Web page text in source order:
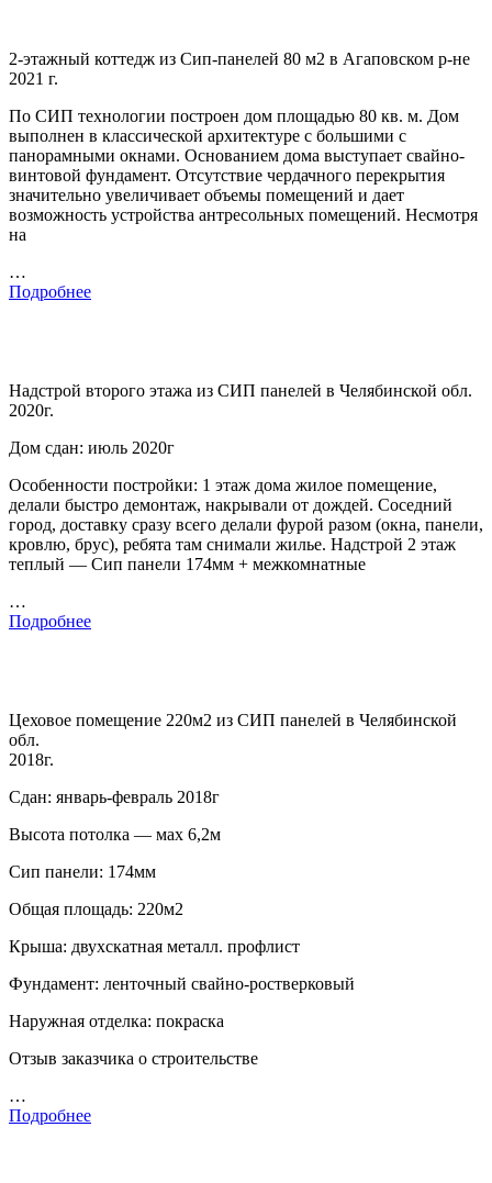
2-этажный коттедж из Сип-панелей 80 м2 в Агаповском р-не
2021 г.
По СИП технологии построен дом площадью 80 кв. м. Дом
выполнен в классической архитектуре с большими с
панорамными окнами. Основанием дома выступает свайно-
винтовой фундамент. Отсутствие чердачного перекрытия
значительно увеличивает объемы помещений и дает
возможность устройства антресольных помещений. Несмотря
на
…
Подробнее
Надстрой второго этажа из СИП панелей в Челябинской обл.
2020г.
Дом сдан: июль 2020г
Особенности постройки: 1 этаж дома жилое помещение,
делали быстро демонтаж, накрывали от дождей. Соседний
город, доставку сразу всего делали фурой разом (окна, панели,
кровлю, брус), ребята там снимали жилье. Надстрой 2 этаж
теплый — Сип панели 174мм + межкомнатные
…
Подробнее
Цеховое помещение 220м2 из СИП панелей в Челябинской
обл.
2018г.
Сдан: январь-февраль 2018г
Высота потолка — мах 6,2м
Сип панели: 174мм
Общая площадь: 220м2
Крыша: двухскатная металл. профлист
Фундамент: ленточный свайно-ростверковый
Наружная отделка: покраска
Отзыв заказчика о строительстве
…
Подробнее